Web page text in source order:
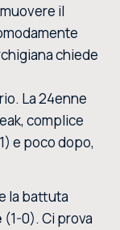
il
chiede
La 24enne
complice
e poco dopo,
la battuta
(1-0). Ci prova